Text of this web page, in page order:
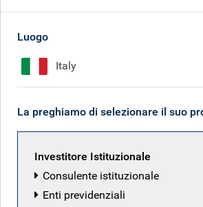
Mark Dowding
Luogo
Italy
La preghiamo di selezionare il suo
Investitore Istituzionale
Consulente istituzionale
Enti previdenziali